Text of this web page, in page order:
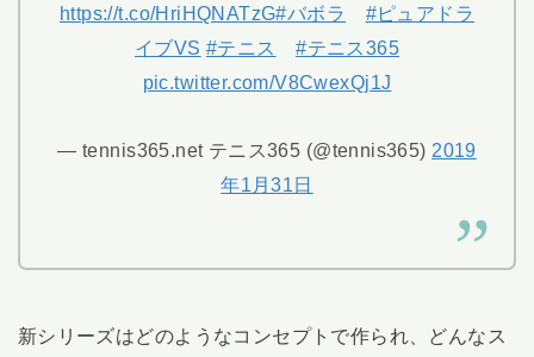
https://t.co/HriHQNATzG#バボラ
#ピュアドラ
イブVS #テニス
#テニス365
pic.twitter.com/V8CwexQj1J
— tennis365.net テニス365 (@tennis365) 2019
年1月31日
新シリーズはどのようなコンセプトで作られ、どんなス